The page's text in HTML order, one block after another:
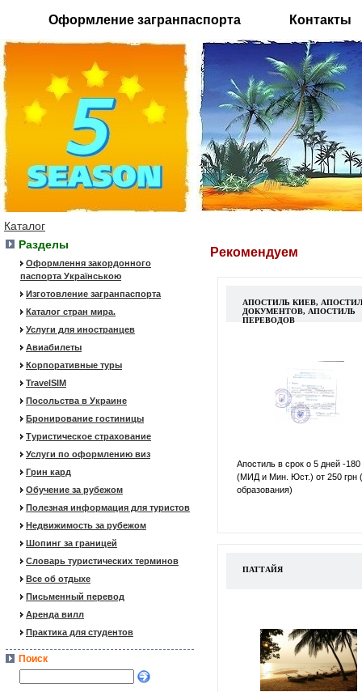
Оформление загранпаспорта Контакты
Каталог
Разделы
Оформлення закордонного
паспорта Українською
Изготовление загранпаспорта
Каталог стран мира.
Услуги для иностранцев
Авиабилеты
Корпоративные туры
TravelSIM
Посольства в Украине
Бронирование гостиницы
Туристическое страхование
Услуги по оформлению виз
Грин кард
Обучение за рубежом
Полезная информация для туристов
Недвижимость за рубежом
Шопинг за границей
Словарь туристических терминов
Все об отдыхе
Письменный перевод
Аренда вилл
Практика для студентов
Поиск
Рекомендуем
АПОСТИЛЬ КИЕВ,
ДОКУМЕНТОВ, АПОСТИЛЬ
ПЕРЕВОДОВ
Апостиль в срок о 5 дней -180
(МИД и Мин. Юст.) от 250 грн
образования)
ПАТТАЙЯ